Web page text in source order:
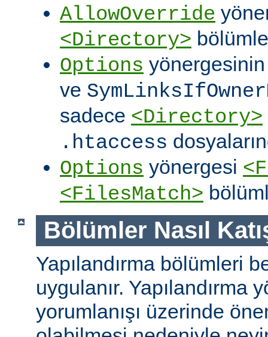
AllowOverride
<Directory>
Options
ve
sadece <Directory>
.htaccess
Options yönergesi
<FilesMatch>
Bölümler Nasıl
Yapılandırma bölümleri
uygulanır. Yapılandırma
yorumlanışı üzerinde